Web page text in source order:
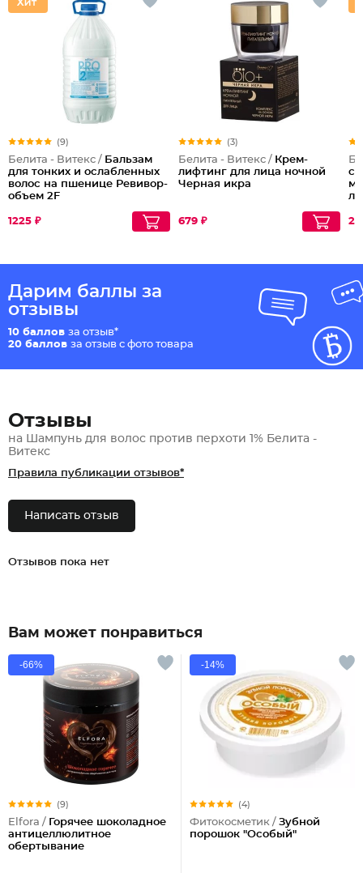
(9)
Белита - Витекс / Бальзам
для тонких и ослабленных
волос на пшенице Ревивор-
объем 2F
1225 ₽
(3)
Белита - Витекс / Крем-
лифтинг для лица ночной
Черная икра
679 ₽
Дарим баллы за
отзывы
10 баллов за отзыв*
20 баллов за отзыв с фото товара
Отзывы
на Шампунь для волос против перхоти 1% Белита -
Витекс
Правила публикации отзывов*
Написать отзыв
Отзывов пока нет
Вам может понравиться
-66%
(9)
Elfora / Горячее шоколадное
антицеллюлитное
обертывание
-14%
(4)
Фитокосметик / Зубной
порошок "Особый"